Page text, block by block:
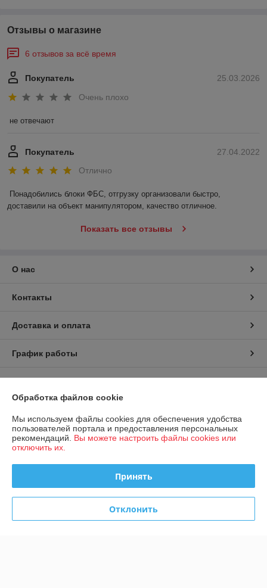
Отзывы о магазине
6 отзывов за всё время
25.03.2026
Покупатель
Очень плохо
не отвечают
27.04.2022
Покупатель
Отлично
Понадобились блоки ФБС, отгрузку организовали быстро,
доставили на объект манипулятором, качество отличное.
Показать все отзывы
О нас
Контакты
Доставка и оплата
График работы
Сайт создан на платформе Deal.by
Обработка файлов cookie
Мы используем файлы cookies для обеспечения удобства
пользователей портала и предоставления персональных
рекомендаций. Вы можете настроить файлы cookies или
отключить их.
Принять
Отклонить